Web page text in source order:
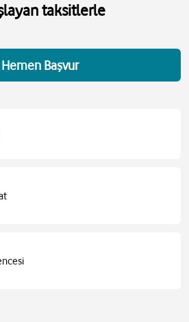
taksitlerle
Hemen Başvur